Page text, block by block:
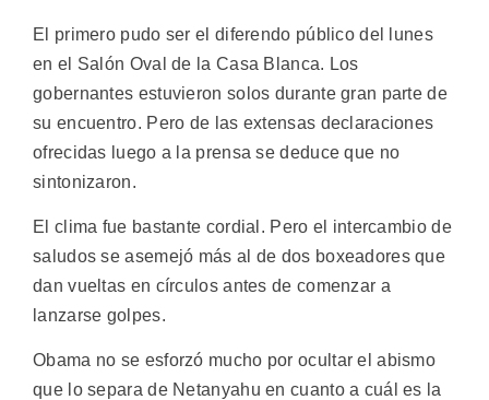
El primero pudo ser el diferendo público del lunes
en el Salón Oval de la Casa Blanca. Los
gobernantes estuvieron solos durante gran parte de
su encuentro. Pero de las extensas declaraciones
ofrecidas luego a la prensa se deduce que no
sintonizaron.
El clima fue bastante cordial. Pero el intercambio de
saludos se asemejó más al de dos boxeadores que
dan vueltas en círculos antes de comenzar a
lanzarse golpes.
Obama no se esforzó mucho por ocultar el abismo
que lo separa de Netanyahu en cuanto a cuál es la